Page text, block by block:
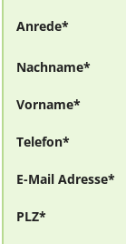
Anrede*
Nachname*
Vorname*
Telefon*
E-Mail Adresse*
PLZ*